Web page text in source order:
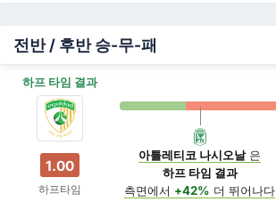
전반 / 후반 승-무-패
하프 타임 결과
1.00
하프타임
아틀레티코 나시오날은
하프 타임 결과
측면에서 +42% 더 뛰어나다